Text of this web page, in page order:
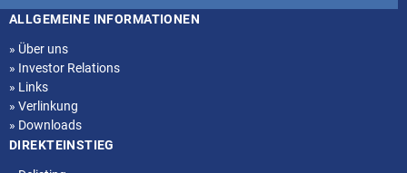
Seitenstruktur
ALLGEMEINE INFORMATIONEN
» Über uns
» Investor Relations
» Links
» Verlinkung
» Downloads
DIREKTEINSTIEG